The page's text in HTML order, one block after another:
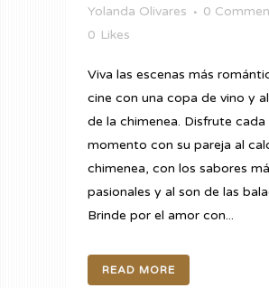
Yolanda Olivares
0
0 Likes
Viva las escenas más
cine con una copa de vino y
de la chimenea. Disfrute cada
momento con su pareja al
chimenea, con los sabores
pasionales y al son de las
Brinde por el amor con...
READ MORE